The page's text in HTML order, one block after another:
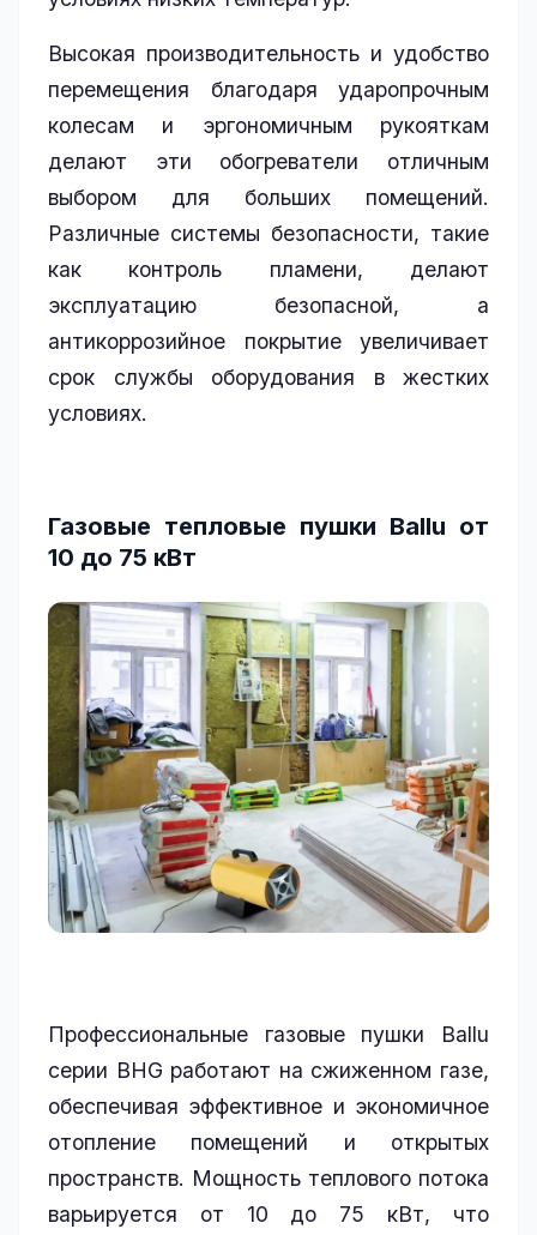
Высокая производительность и удобство
перемещения благодаря ударопрочным
колесам и эргономичным рукояткам
делают эти обогреватели отличным
выбором для больших помещений.
Различные системы безопасности, такие
как контроль пламени, делают
эксплуатацию безопасной, а
антикоррозийное покрытие увеличивает
срок службы оборудования в жестких
условиях.
Газовые тепловые пушки Ballu от
10 до 75 кВт
Профессиональные газовые пушки Ballu
серии BHG работают на сжиженном газе,
обеспечивая эффективное и экономичное
отопление помещений и открытых
пространств. Мощность теплового потока
варьируется от 10 до 75 кВт, что